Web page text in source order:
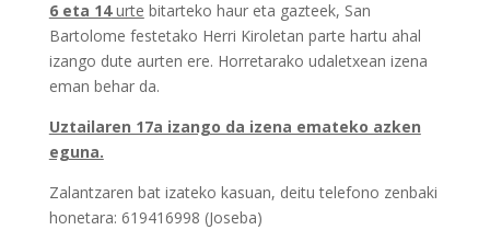
6 eta 14urte bitarteko haur eta gazteek, San
Bartolome festetako Herri Kiroletan parte hartu ahal
izango dute aurten ere. Horretarako udaletxean izena
eman behar da.
Uztailaren 17a izango da izena emateko azken
eguna.
Zalantzaren bat izateko kasuan, deitu telefono zenbaki
honetara: 619416998 (Joseba)